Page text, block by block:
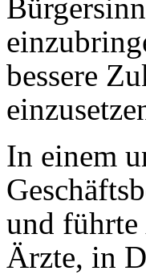
bessere
In einem
und führte
Ärzte, in